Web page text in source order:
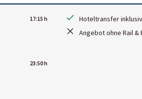
17:15 h
23:50 h
Hoteltransfer
Angebot ohne Rail &